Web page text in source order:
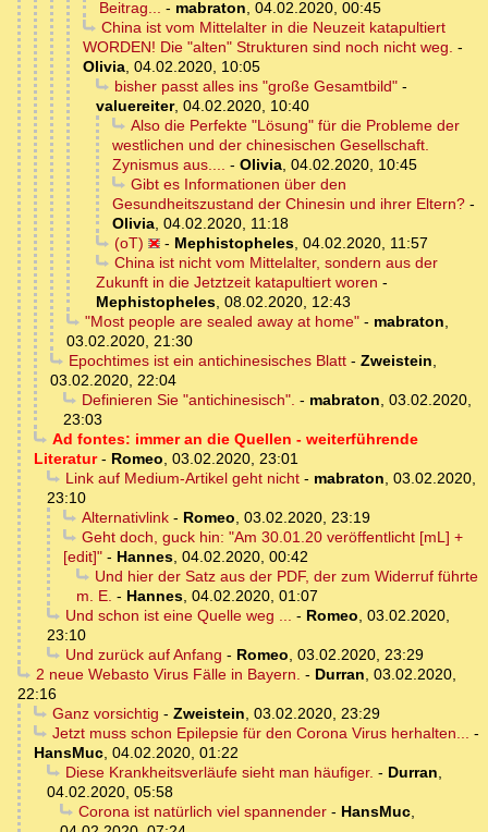
Beitrag... - mabraton, 04.02.2020, 00:45
China ist vom Mittelalter in die Neuzeit katapultiert
WORDEN! Die "alten" Strukturen sind noch nicht weg. -
Olivia, 04.02.2020, 10:05
bisher passt alles ins "große Gesamtbild"-
valuereiter, 04.02.2020, 10:40
Also die Perfekte "Lösung" für die Probleme der
westlichen und der chinesischen Gesellschaft.
Zynismus aus.... - Olivia, 04.02.2020, 10:45
Gibt es Informationen über den
Gesundheitszustand der Chinesin und ihrer Eltern? -
Olivia, 04.02.2020, 11:18
(oT)
- Mephistopheles, 04.02.2020, 11:57
China ist nicht vom Mittelalter, sondern aus der
Zukunft in die Jetztzeit katapultiert woren -
Mephistopheles, 08.02.2020, 12:43
"Most people are sealed away at home"- mabraton,
03.02.2020, 21:30
Epochtimes ist ein antichinesisches Blatt- Zweistein,
03.02.2020, 22:04
Definieren Sie "antichinesisch". - mabraton, 03.02.2020,
23:03
Ad fontes: immer an die Quellen - weiterführende
Literatur- Romeo, 03.02.2020, 23:01
Link auf Medium-Artikel geht nicht- mabraton, 03.02.2020,
23:10
Alternativlink- Romeo, 03.02.2020, 23:19
Geht doch, guck hin: "Am 30.01.20 veröffentlicht [mL] +
[edit]" - Hannes, 04.02.2020, 00:42
Und hier der Satz aus der PDF, der zum Widerruf führte
m. E. - Hannes, 04.02.2020, 01:07
Und schon ist eine Quelle weg ... - Romeo, 03.02.2020,
23:10
Und zurück auf Anfang - Romeo, 03.02.2020, 23:29
2 neue Webasto Virus Fälle in Bayern. - Durran, 03.02.2020,
22:16
Ganz vorsichtig - Zweistein, 03.02.2020, 23:29
Jetzt muss schon Epilepsie für den Corona Virus herhalten... -
HansMuc, 04.02.2020, 01:22
Diese Krankheitsverläufe sieht man häufiger. - Durran,
04.02.2020, 05:58
Corona ist natürlich viel spannender- HansMuc,